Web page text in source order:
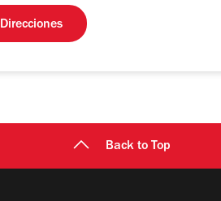
Direcciones
Back to Top